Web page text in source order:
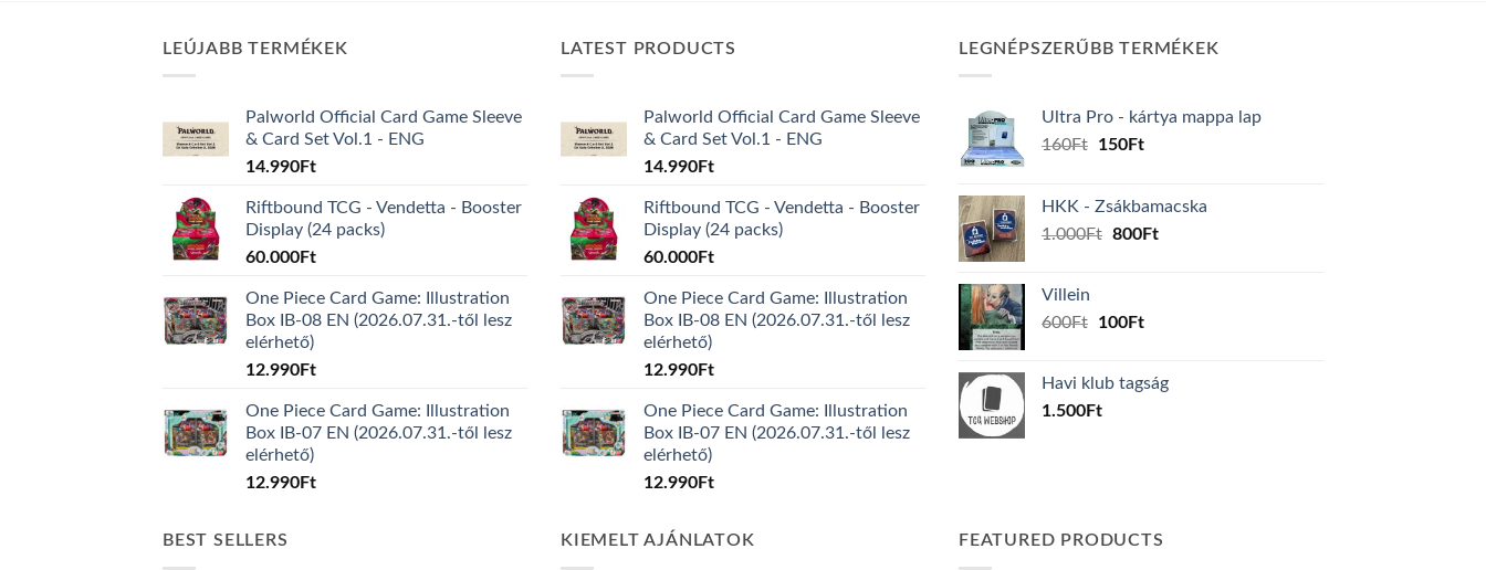
LEÚJABB TERMÉKEK
Palworld Official Card Game Sleeve
& Card Set Vol.1 - ENG
14.990Ft
Riftbound TCG - Vendetta - Booster
Display (24 packs)
60.000Ft
One Piece Card Game: Illustration
Box IB-08 EN (2026.07.31.-től lesz
elérhető)
12.990Ft
One Piece Card Game: Illustration
Box IB-07 EN (2026.07.31.-től lesz
elérhető)
12.990Ft
LATEST PRODUCTS
Palworld Official Card Game Sleeve
& Card Set Vol.1 - ENG
14.990Ft
Riftbound TCG - Vendetta - Booster
Display (24 packs)
60.000Ft
One Piece Card Game: Illustration
Box IB-08 EN (2026.07.31.-től lesz
elérhető)
12.990Ft
One Piece Card Game: Illustration
Box IB-07 EN (2026.07.31.-től lesz
elérhető)
12.990Ft
LEGNÉPSZERŰBB TERMÉKEK
Ultra Pro - kártya mappa lap
160Ft
Original
160Ft.
150FtCurrent
150Ft.
HKK - Zsákbamacska
1.000Ft Original
800FtCurrent
Villein
600Ft
Original
600Ft.
100FtCurrent
100Ft.
Havi klub tagság
1.500Ft
BEST SELLERS KIEMELT AJÁNLATOK FEATURED PRODUCTS